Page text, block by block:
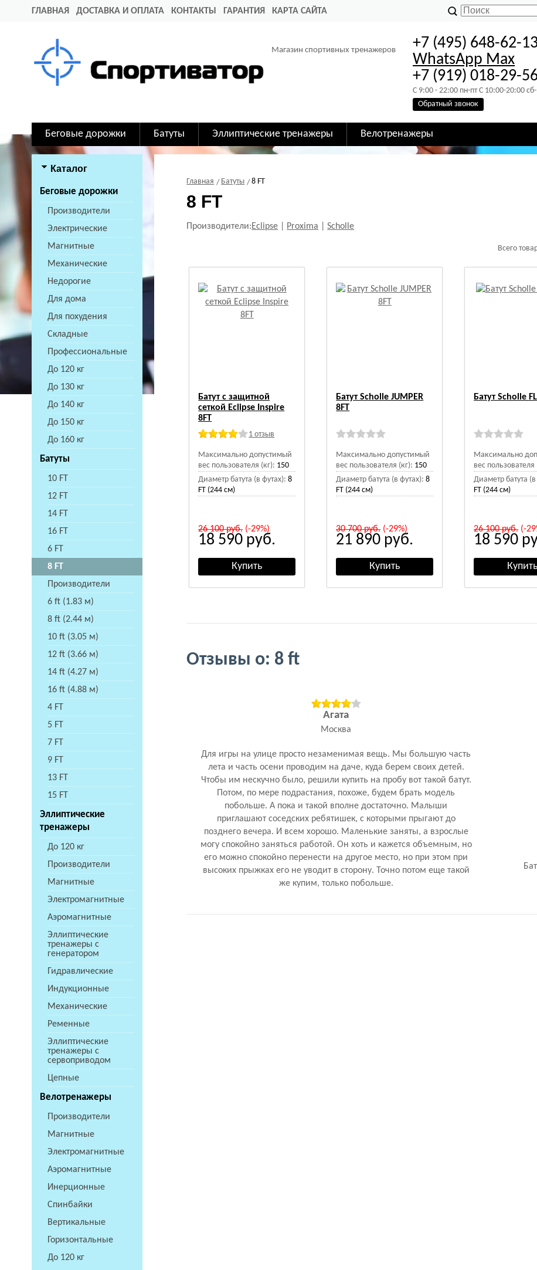
ГЛАВНАЯ ДОСТАВКА И ОПЛАТА КОНТАКТЫ ГАРАНТИЯ КАРТА САЙТА
Магазин спортивных тренажеров
+7 (495) 648-62-
WhatsApp Max
+7 (919) 018-29-
C 9:00 - 22:00 пн-пт C 10:00-20:00
Обратный звонок
Беговые дорожки Батуты Эллиптические тренажеры Велотренажеры
Каталог
Беговые дорожки
Производители
Электрические
Магнитные
Механические
Недорогие
Для дома
Для похудения
Складные
Профессиональные
До 120 кг
До 130 кг
До 140 кг
До 150 кг
До 160 кг
Батуты
10 FT
12 FT
14 FT
16 FT
6 FT
8 FT
Производители
6 ft (1.83 м)
8 ft (2.44 м)
10 ft (3.05 м)
12 ft (3.66 м)
14 ft (4.27 м)
16 ft (4.88 м)
4 FT
5 FT
7 FT
9 FT
13 FT
15 FT
Эллиптические
тренажеры
До 120 кг
Производители
Магнитные
Электромагнитные
Аэромагнитные
Эллиптические
тренажеры с
генератором
Гидравлические
Индукционные
Механические
Ременные
Эллиптические
тренажеры с
сервоприводом
Цепные
Велотренажеры
Производители
Магнитные
Электромагнитные
Аэромагнитные
Инерционные
Спинбайки
Вертикальные
Горизонтальные
До 120 кг
Главная Батуты 8 FT
8 FT
Производители:Eclipse Proxima |Scholle
Всего
Батут с защитной
сеткой Eclipse Inspire
8FT
1 отзыв
Максимально допустимый
вес пользователя (кг): 150
Диаметр батута (в футах): 8
FT (244 см)
26 100руб.(-29%)
18 590 руб.
Батут Scholle JUMPER
8FT
Максимально допустимый
вес пользователя (кг): 150
Диаметр батута (в футах): 8
FT (244 см)
30 700руб.(-29%)
21 890 руб.
Батут Scholle
Максимально
вес пользователя
Диаметр батута (в
FT (244 см)
26 100руб.(-
18 590
Отзывы о: 8 ft
Агата
Москва
Для игры на улице просто незаменимая вещь. Мы большую часть
лета и часть осени проводим на даче, куда берем своих детей.
Чтобы им нескучно было, решили купить на пробу вот такой батут.
Потом, по мере подрастания, похоже, будем брать модель
побольше. А пока и такой вполне достаточно. Малыши
приглашают соседских ребятишек, с которыми прыгают до
позднего вечера. И всем хорошо. Маленькие заняты, а взрослые
могу спокойно заняться работой. Он хоть и кажется объемным, но
его можно спокойно перенести на другое место, но при этом при
высоких прыжках его не уводит в сторону. Точно потом еще такой
же купим, только побольше.